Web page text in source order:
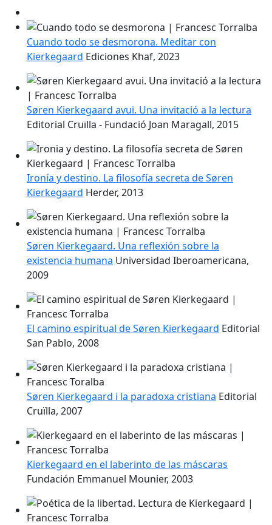
Cuando todo se desmorona. Meditar con
Kierkegaard Ediciones Khaf, 2023
Søren Kierkegaard avui. Una invitació a la lectura
Editorial Cruïlla - Fundació Joan Maragall, 2015
Ironía y destino. La filosofía secreta de Søren
Kierkegaard Herder, 2013
Søren Kierkegaard. Una reflexión sobre la
existencia humana Universidad Iberoamericana,
2009
El camino espiritual de Søren Kierkegaard Editorial
San Pablo, 2008
Søren Kierkegaard i la paradoxa cristiana Editorial
Cruïlla, 2007
Kierkegaard en el laberinto de las máscaras
Fundación Emmanuel Mounier, 2003